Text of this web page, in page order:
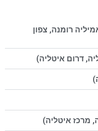
רומנה, צפון
דרום איטליה)
מרכז איטליה)